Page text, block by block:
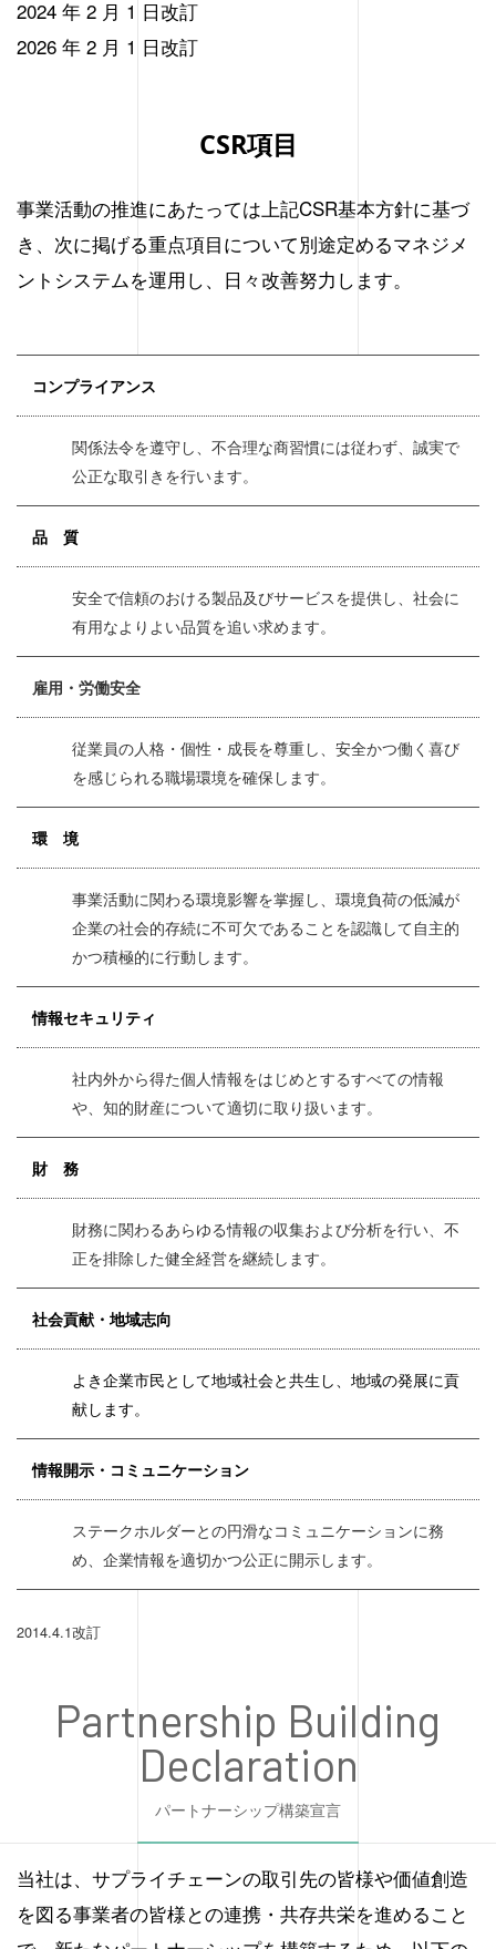
2024 年 2 月 1 日改訂
2026 年 2 月 1 日改訂
CSR項目
事業活動の推進にあたっては上記CSR基本方針に基づ
き、次に掲げる重点項目について別途定めるマネジメ
ントシステムを運用し、日々改善努力します。
コンプライアンス
関係法令を遵守し、不合理な商習慣には従わず、誠実で
公正な取引きを行います。
品 質
安全で信頼のおける製品及びサービスを提供し、社会に
有用なよりよい品質を追い求めます。
雇用・労働安全
従業員の人格・個性・成長を尊重し、安全かつ働く喜び
を感じられる職場環境を確保します。
環 境
事業活動に関わる環境影響を掌握し、環境負荷の低減が
企業の社会的存続に不可欠であることを認識して自主的
かつ積極的に行動します。
情報セキュリティ
社内外から得た個人情報をはじめとするすべての情報
や、知的財産について適切に取り扱います。
財 務
財務に関わるあらゆる情報の収集および分析を行い、不
正を排除した健全経営を継続します。
社会貢献・地域志向
よき企業市民として地域社会と共生し、地域の発展に貢
献します。
情報開示・コミュニケーション
ステークホルダーとの円滑なコミュニケーションに務
め、企業情報を適切かつ公正に開示します。
2014.4.1改訂
Partnership Building
Declaration
パートナーシップ構築宣言
当社は、サプライチェーンの取引先の皆様や価値創造
を図る事業者の皆様との連携・共存共栄を進めること